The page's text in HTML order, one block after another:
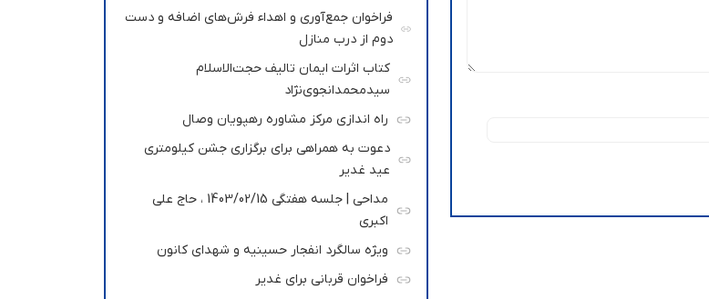
فراخوان جمع‌آوری و اهداء فرش‌های اضافه و دست
دوم از درب منازل
کتاب اثرات ایمان تالیف حجت‌الاسلام
سیدمحمدانجوی‌نژاد
راه اندازی مرکز مشاوره رهپویان وصال
دعوت به همراهی برای برگزاری جشن کیلومتری
عید غدیر
مداحی | جلسه هفتگی 1403/02/15 ، حاج علی
اکبری
ویژه سالگرد انفجار حسینیه و شهدای کانون
فراخوان قربانی برای غدیر